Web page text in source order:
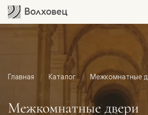
Главная Каталог Межкомнатные
Межкомнатные двери